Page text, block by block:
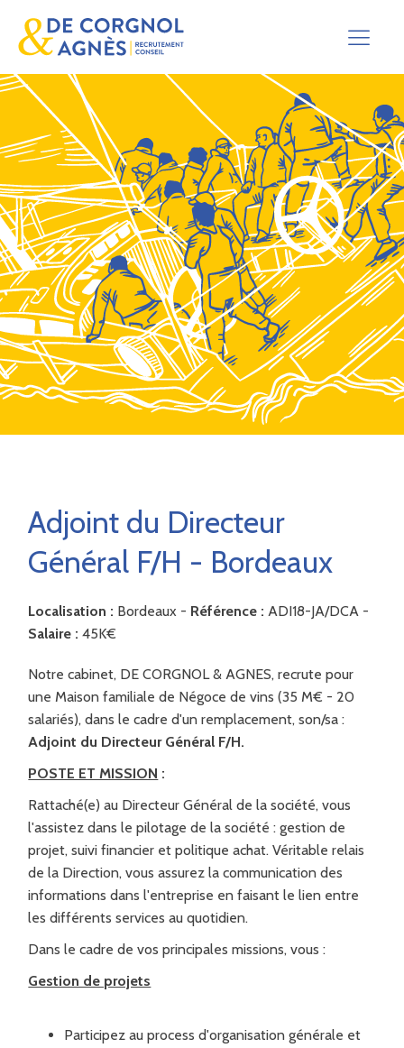
Adjoint du Directeur
Général F/H - Bordeaux
Localisation : Bordeaux - Référence : ADI18-JA/DCA -
Salaire : 45K€
Notre cabinet, DE CORGNOL & AGNES, recrute pour
une Maison familiale de Négoce de vins (35 M€ - 20
salariés), dans le cadre d'un remplacement, son/sa :
Adjoint du Directeur Général F/H.
POSTE ET MISSION :
Rattaché(e) au Directeur Général de la société, vous
l'assistez dans le pilotage de la société : gestion de
projet, suivi financier et politique achat. Véritable relais
de la Direction, vous assurez la communication des
informations dans l'entreprise en faisant le lien entre
les différents services au quotidien.
Dans le cadre de vos principales missions, vous :
Gestion de projets
Participez au process d'organisation générale et